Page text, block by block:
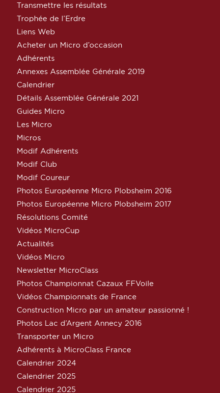
Transmettre les résultats
Trophée de l’Erdre
Liens Web
Acheter un Micro d’occasion
Adhérents
Annexes Assemblée Générale 2019
Calendrier
Détails Assemblée Générale 2021
Guides Micro
Les Micro
Micros
Modif Adhérents
Modif Club
Modif Coureur
Photos Européenne Micro Plobsheim 2016
Photos Européenne Micro Plobsheim 2017
Résolutions Comité
Vidéos MicroCup
Actualités
Vidéos Micro
Newsletter MicroClass
Photos Championnat Cazaux FFVoile
Vidéos Championnats de France
Construction Micro par un amateur passionné !
Photos Lac d’Argent Annecy 2016
Transporter un Micro
Adhérents à MicroClass France
Calendrier 2024
Calendrier 2025
Calendrier 2025